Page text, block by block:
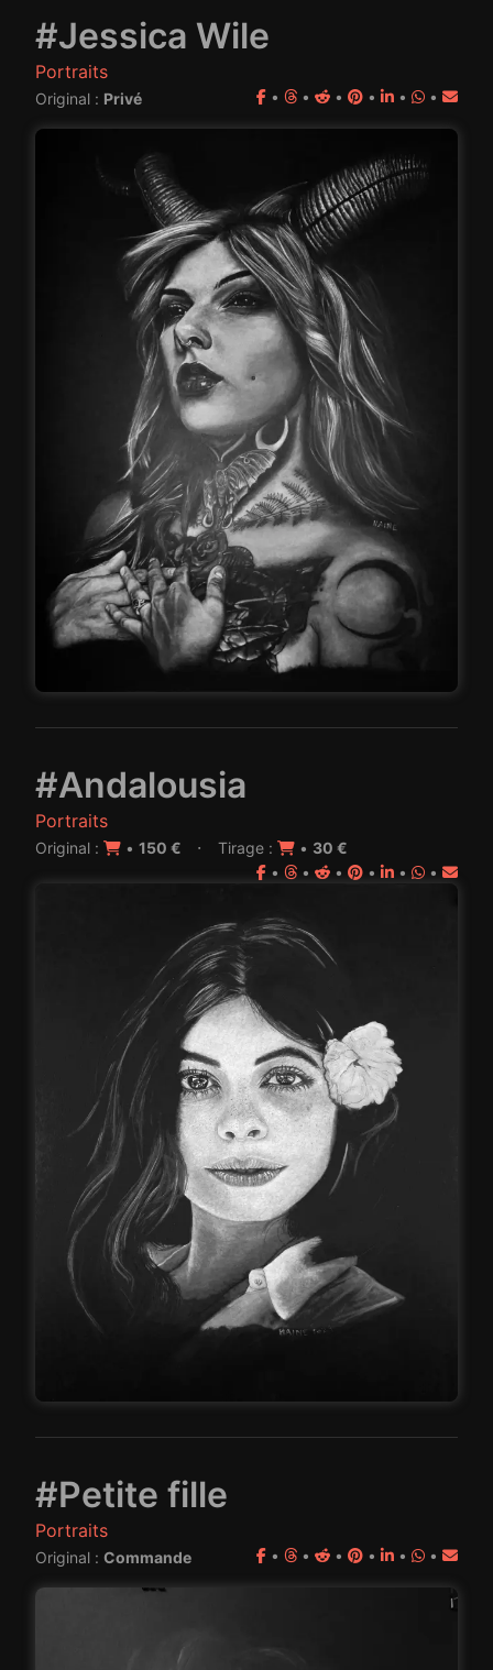
#Jessica Wile
Portraits
Original : Privé • • • • • •
#Andalousia
Portraits
Original : • 150 € · Tirage : • 30 €
•
• • • • •
#Petite fille
Portraits
Original : Commande • • • • • •